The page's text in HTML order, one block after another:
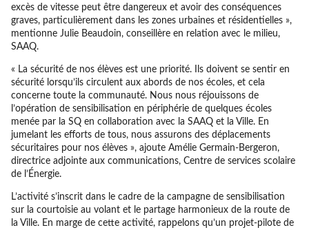
excès de vitesse peut être dangereux et avoir des conséquences
graves, particulièrement dans les zones urbaines et résidentielles »,
mentionne Julie Beaudoin, conseillère en relation avec le milieu,
SAAQ.
« La sécurité de nos élèves est une priorité. Ils doivent se sentir en
sécurité lorsqu’ils circulent aux abords de nos écoles, et cela
concerne toute la communauté. Nous nous réjouissons de
l’opération de sensibilisation en périphérie de quelques écoles
menée par la SQ en collaboration avec la SAAQ et la Ville. En
jumelant les efforts de tous, nous assurons des déplacements
sécuritaires pour nos élèves », ajoute Amélie Germain-Bergeron,
directrice adjointe aux communications, Centre de services scolaire
de l’Énergie.
L’activité s’inscrit dans le cadre de la campagne de sensibilisation
sur la courtoisie au volant et le partage harmonieux de la route de
la Ville. En marge de cette activité, rappelons qu’un projet-pilote de